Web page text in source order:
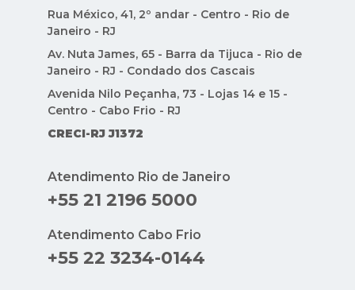
Rua México, 41, 2º andar - Centro - Rio de
Janeiro - RJ
Av. Nuta James, 65 - Barra da Tijuca - Rio de
Janeiro - RJ - Condado dos Cascais
Avenida Nilo Peçanha, 73 - Lojas 14 e 15 -
Centro - Cabo Frio - RJ
CRECI-RJ J1372
Atendimento Rio de Janeiro
+55 21 2196 5000
Atendimento Cabo Frio
+55 22 3234-0144